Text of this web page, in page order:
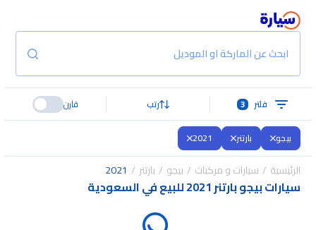
ابحث عن الماركة او الموديل
فلتر 3 رتب قارن
بيجو بارتنر 2021
الرئيسية سيارات و مركبات بيجو بارتنر 2021
سيارات بيجو بارتنر 2021 للبيع في السعودية